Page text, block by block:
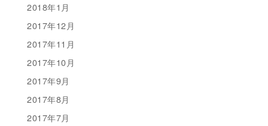
2018年1月
2017年12月
2017年11月
2017年10月
2017年9月
2017年8月
2017年7月